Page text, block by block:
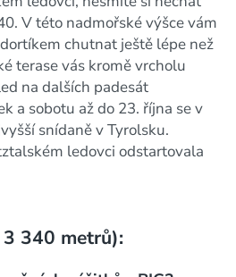
V této nadmořské výšce vám
chutnat ještě lépe než
terase vás kromě vrcholu
na dalších padesát
a sobotu až do 23. října se v
snídaně v Tyrolsku.
ledovci odstartovala
340 metrů):